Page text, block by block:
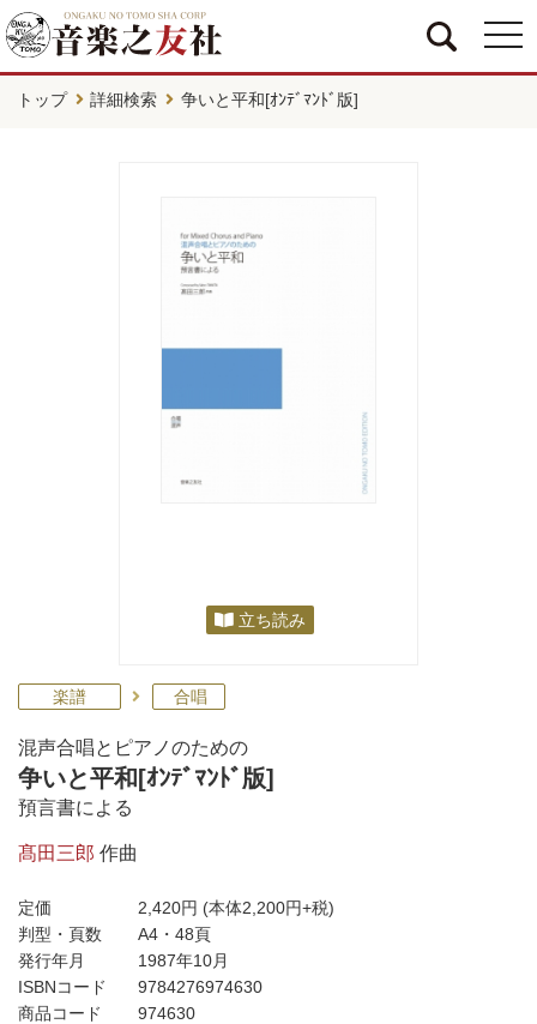
トップ 詳細検索 争いと平和[ｵﾝﾃﾞﾏﾝﾄﾞ版]
立ち読み
楽譜 合唱
混声合唱とピアノのための
争いと平和[ｵﾝﾃﾞﾏﾝﾄﾞ版]
預言書による
髙田三郎 作曲
定価 2,420円 (本体2,200円+税)
判型・頁数
A4・48頁
発行年月
1987年10月
ISBNコード
9784276974630
商品コード
974630